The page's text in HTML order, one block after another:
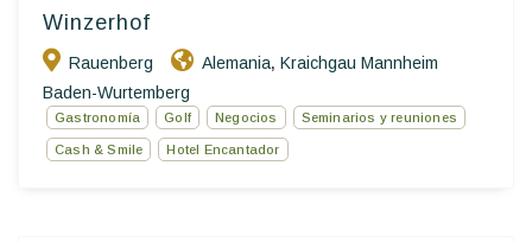
Winzerhof
Rauenberg Alemania, Kraichgau Mannheim
Baden-Wurtemberg
Gastronomía Golf Negocios Seminarios y reuniones
Cash & Smile Hotel Encantador